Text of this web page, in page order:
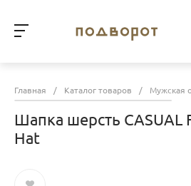
Главная / Каталог товаров / Мужская
Шапка шерсть CASUAL
Hat